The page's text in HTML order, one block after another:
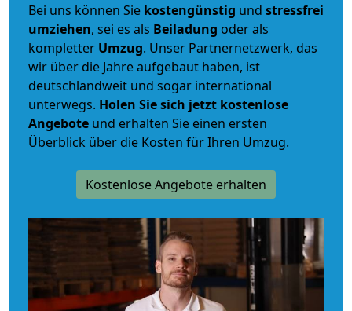
Bei uns können Sie kostengünstig und stressfrei
umziehen, sei es als Beiladung oder als
kompletter Umzug. Unser Partnernetzwerk, das
wir über die Jahre aufgebaut haben, ist
deutschlandweit und sogar international
unterwegs. Holen Sie sich jetzt kostenlose
Angebote und erhalten Sie einen ersten
Überblick über die Kosten für Ihren Umzug.
Kostenlose Angebote erhalten